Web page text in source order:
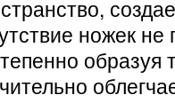
ножек не